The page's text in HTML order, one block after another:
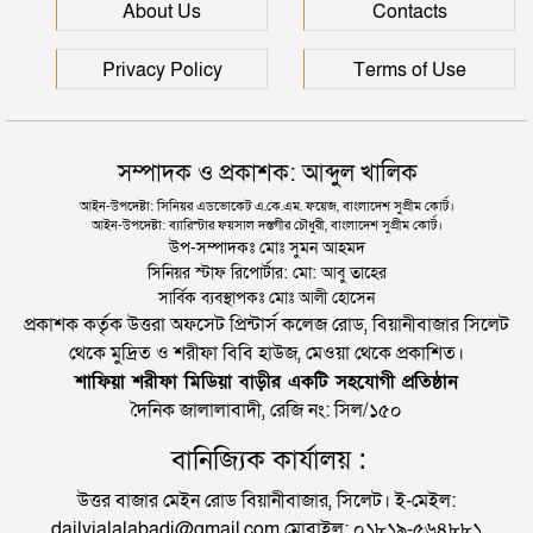
সিলেটে আরও দুইজনের মৃত্যু, হাসপাতালে ৩ শতাধিক
About Us Contacts
Privacy Policy Terms of Use
সম্পাদক ও প্রকাশক: আব্দুল খালিক
আইন-উপদেষ্টা: সিনিয়র এডভোকেট এ.কে.এম. ফয়েজ, বাংলাদেশ সুপ্রীম কোর্ট।
আইন-উপদেষ্টা: ব্যারিস্টার ফয়সাল দস্তগীর চৌধুরী, বাংলাদেশ সুপ্রীম কোর্ট।
উপ-সম্পাদকঃ মোঃ সুমন আহমদ
সিনিয়র স্টাফ রিপোর্টার: মো: আবু তাহের
সার্বিক ব্যবস্থাপকঃ মোঃ আলী হোসেন
প্রকাশক কর্তৃক উত্তরা অফসেট প্রিন্টার্স কলেজ রোড, বিয়ানীবাজার সিলেট
থেকে মুদ্রিত ও শরীফা বিবি হাউজ, মেওয়া থেকে প্রকাশিত।
শাফিয়া শরীফা মিডিয়া বাড়ীর একটি সহযোগী প্রতিষ্ঠান
দৈনিক জালালাবাদী, রেজি নং: সিল/১৫০
বানিজ্যিক কার্যালয় :
উত্তর বাজার মেইন রোড বিয়ানীবাজার, সিলেট। ই-মেইল: